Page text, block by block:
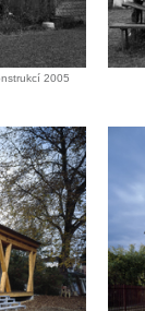
2005